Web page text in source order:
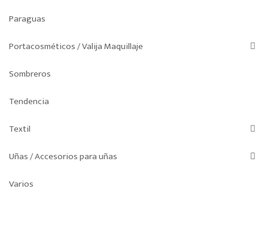
Paraguas
Portacosméticos / Valija Maquillaje
Sombreros
Tendencia
Textil
Uñas / Accesorios para uñas
Varios